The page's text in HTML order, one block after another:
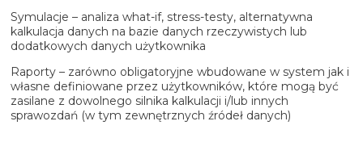
Symulacje – analiza what-if, stress-testy, alternatywna
kalkulacja danych na bazie danych rzeczywistych lub
dodatkowych danych użytkownika
Raporty – zarówno obligatoryjne wbudowane w system jak i
własne definiowane przez użytkowników, które mogą być
zasilane z dowolnego silnika kalkulacji i/lub innych
sprawozdań (w tym zewnętrznych źródeł danych)